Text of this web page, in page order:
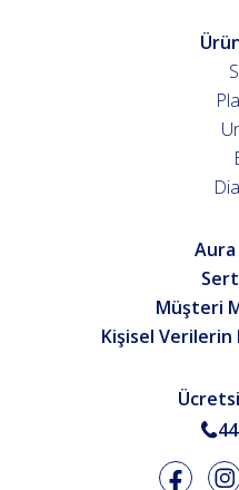
Müşteri
Kişisel Verilerin